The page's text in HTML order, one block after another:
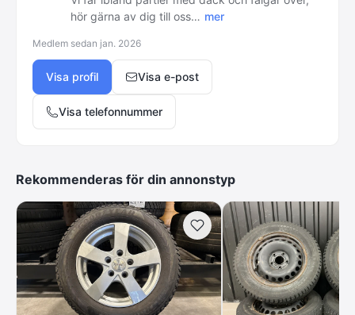
hör gärna av dig till oss… mer
Medlem sedan jan. 2026
Visa profil Visa e-post
Visa telefonnummer
Rekommenderas för din annonstyp